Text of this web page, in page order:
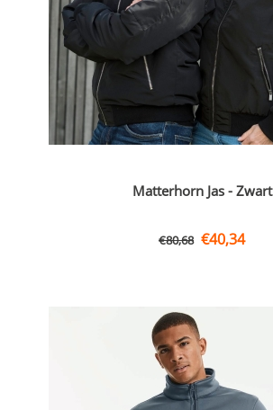
Matterhorn Jas - Zwart
€80,68 €40,34